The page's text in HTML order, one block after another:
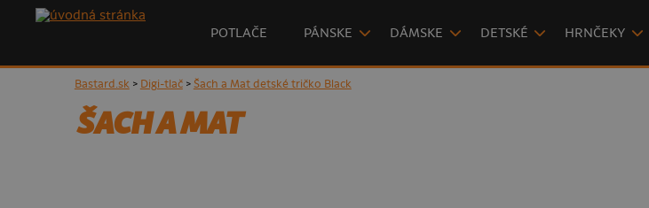
POTLAČE PÁNSKE DÁMSKE DETSKÉ HRNČEKY
Bastard.sk> Digi-tlač> Šach a Mat detské tričko Black
ŠACH A MAT